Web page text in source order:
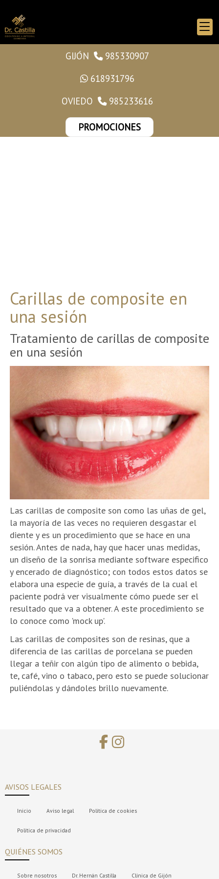
GIJÓN
985330907
618931796
OVIEDO
985233616
PROMOCIONES
Carillas de composite en
una sesión
Tratamiento de carillas de composite
en una sesión
Las carillas de composite son como las uñas de gel,
la mayoría de las veces no requieren desgastar el
diente y es un procedimiento que se hace en una
sesión. Antes de nada, hay que hacer unas medidas,
un diseño de la sonrisa mediante software especifico
y encerado de diagnóstico; con todos estos datos se
elabora una especie de guía, a través de la cual el
paciente podrá ver visualmente cómo puede ser el
resultado que va a obtener. A este procedimiento se
lo conoce como 'mock up'.
Las carillas de composites son de resinas, que a
diferencia de las carillas de porcelana se pueden
llegar a teñir con algún tipo de alimento o bebida,
te, café, vino o tabaco, pero esto se puede solucionar
puliéndolas y dándoles brillo nuevamente.
AVISOS LEGALES
Inicio Aviso legal Política de cookies
Política de privacidad
QUIÉNES SOMOS
Sobre nosotros Dr. Hernán Castilla Clínica de Gijón